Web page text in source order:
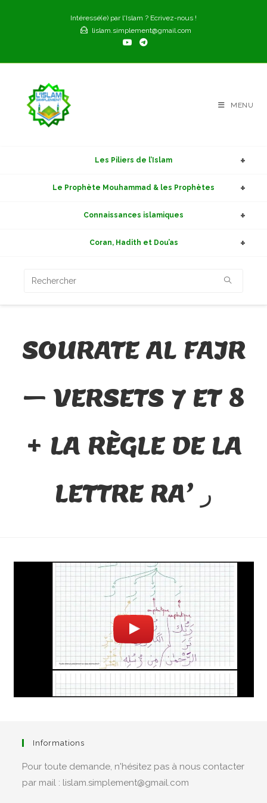
Intéressé(e) par l'Islam ? Ecrivez-nous !
lislam.simplement@gmail.com
MENU
Les Piliers de l’Islam
Le Prophète Mouhammad & les Prophètes
Connaissances islamiques
Coran, Hadith et Dou’as
SOURATE AL FAJR
– VERSETS 7 ET 8
+ LA RÈGLE DE LA
LETTRE RA’ ر
Informations
Pour toute demande, n'hésitez pas à nous contacter
par mail : lislam.simplement@gmail.com